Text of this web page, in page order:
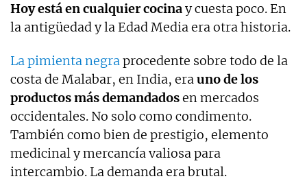
Hoy está en cualquier cocinay cuesta poco. En
la antigüedad y la Edad Media era otra historia.
La pimienta negraprocedente sobre todo de la
costa de Malabar, en India, erauno de los
productos más demandadosen mercados
occidentales. No solo como condimento.
También como bien de prestigio, elemento
medicinal y mercancía valiosa para
intercambio. La demanda era brutal.